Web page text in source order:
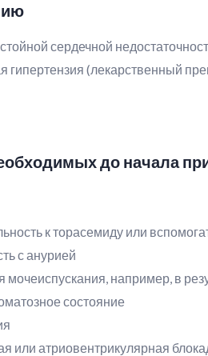
сердечной
гипертензия (лекарственный
до начала
к торасемиду или
с анурией
например, в
состояние
атриовентрикулярная блокада